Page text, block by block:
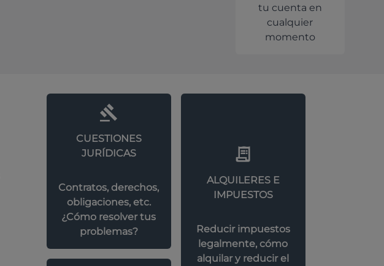
tu cuenta en
cualquier
momento
CUESTIONES
JURÍDICAS
Contratos, derechos,
obligaciones, etc.
¿Cómo resolver tus
problemas?
ALQUILERES E
IMPUESTOS
Reducir impuestos
legalmente, cómo
alquilar y reducir el